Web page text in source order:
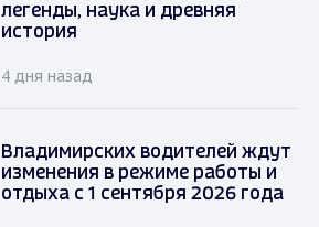
легенды, наука и древняя
история
4 дня назад
Владимирских водителей ждут
изменения в режиме работы и
отдыха с 1 сентября 2026 года